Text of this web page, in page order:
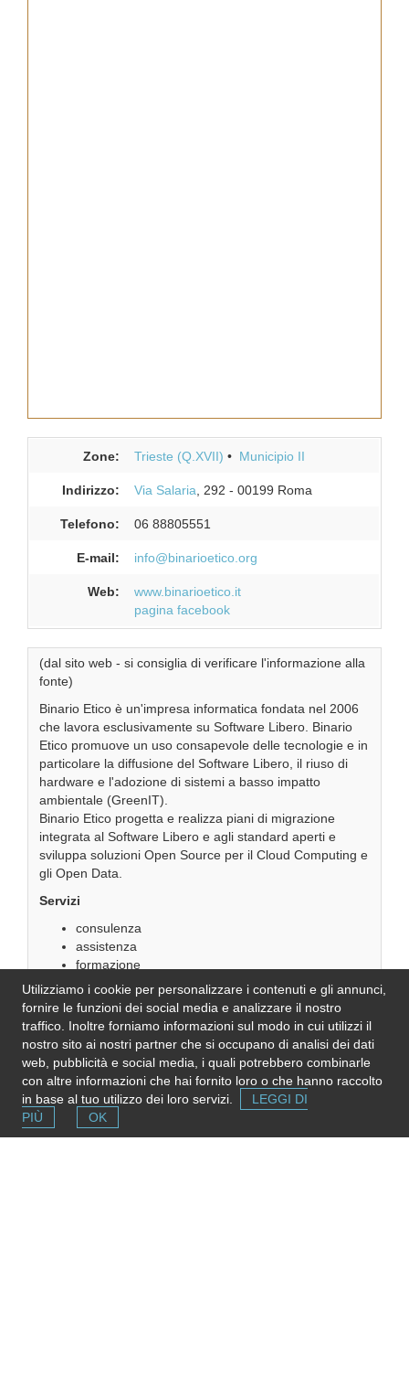
Zone: Trieste (Q.XVII) Municipio II
Indirizzo: Via Salaria, 292 - 00199 Roma
Telefono: 06 88805551
E-mail: info@binarioetico.org
Web:
www.binarioetico.it
pagina facebook
(dal sito web - si consiglia di verificare l'informazione alla
fonte)
Binario Etico è un'impresa informatica fondata nel 2006
che lavora esclusivamente su Software Libero. Binario
Etico promuove un uso consapevole delle tecnologie e in
particolare la diffusione del Software Libero, il riuso di
hardware e l'adozione di sistemi a basso impatto
ambientale (GreenIT).
Binario Etico progetta e realizza piani di migrazione
integrata al Software Libero e agli standard aperti e
sviluppa soluzioni Open Source per il Cloud Computing e
gli Open Data.
Servizi
consulenza
assistenza
formazione
officina informatica
monitoraggio in remoto
Se l'informazione in questa pagina non è corretta, aggiornata e
completa,
inviaci una nota . Grazie!
Please note: We do not represent the above organization/service:
send any inquiry or complaint directly to it. Please do not send us
Utilizziamo i cookie per personalizzare i contenuti e gli annunci,
fornire le funzioni dei social media e analizzare il nostro
traffico. Inoltre forniamo informazioni sul modo in cui utilizzi il
nostro sito ai nostri partner che si occupano di analisi dei dati
web, pubblicità e social media, i quali potrebbero combinarle
con altre informazioni che hai fornito loro o che hanno raccolto
in base al tuo utilizzo dei loro servizi.
LEGGI DI
PIÙ
OK